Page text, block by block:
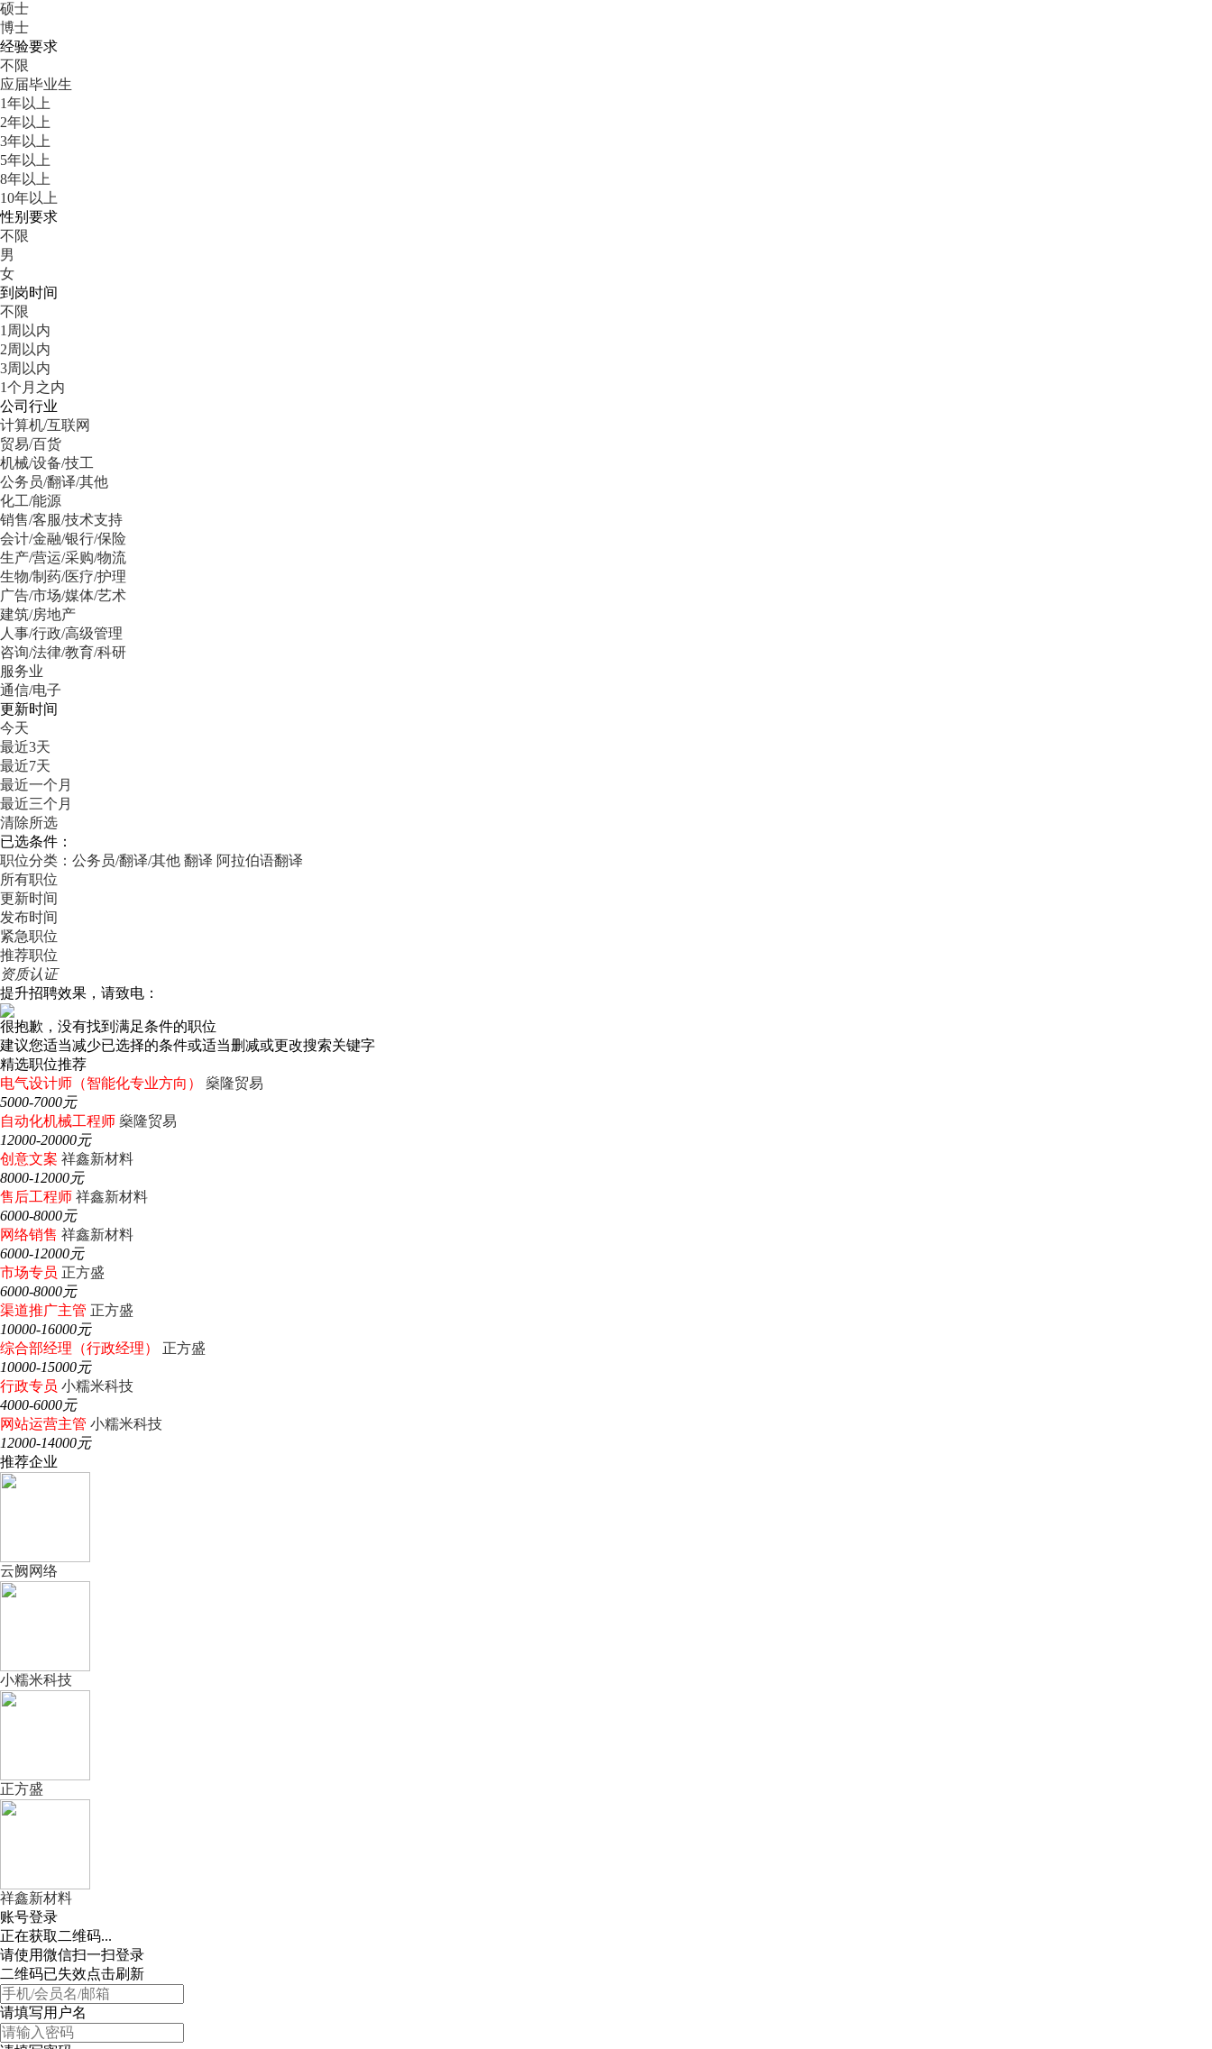
硕士
博士
经验要求
不限
应届毕业生
1年以上
2年以上
3年以上
5年以上
8年以上
10年以上
性别要求
不限
男
女
到岗时间
不限
1周以内
2周以内
3周以内
1个月之内
公司行业
计算机/互联网
贸易/百货
机械/设备/技工
公务员/翻译/其他
化工/能源
销售/客服/技术支持
会计/金融/银行/保险
生产/营运/采购/物流
生物/制药/医疗/护理
广告/市场/媒体/艺术
建筑/房地产
人事/行政/高级管理
咨询/法律/教育/科研
服务业
通信/电子
更新时间
今天
最近3天
最近7天
最近一个月
最近三个月
清除所选
已选条件：
职位分类：公务员/翻译/其他 翻译 阿拉伯语翻译
所有职位
更新时间
发布时间
紧急职位
推荐职位
资质认证
提升招聘效果，请致电：
很抱歉，没有找到满足条件的职位
建议您适当减少已选择的条件或适当删减或更改搜索关键字
精选职位推荐
电气设计师（智能化专业方向）
燊隆贸易
5000-7000元
自动化机械工程师 燊隆贸易
12000-20000元
创意文案 祥鑫新材料
8000-12000元
售后工程师 祥鑫新材料
6000-8000元
网络销售 祥鑫新材料
6000-12000元
市场专员 正方盛
6000-8000元
渠道推广主管 正方盛
10000-16000元
综合部经理（行政经理）
正方盛
10000-15000元
行政专员 小糯米科技
4000-6000元
网站运营主管 小糯米科技
12000-14000元
推荐企业
云阙网络
小糯米科技
正方盛
祥鑫新材料
账号登录
正在获取二维码...
请使用微信扫一扫登录
二维码已失效点击刷新
请填写用户名